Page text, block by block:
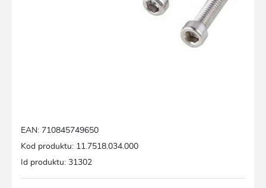
EAN: 710845749650
Kod produktu: 11.7518.034.000
Id produktu: 31302